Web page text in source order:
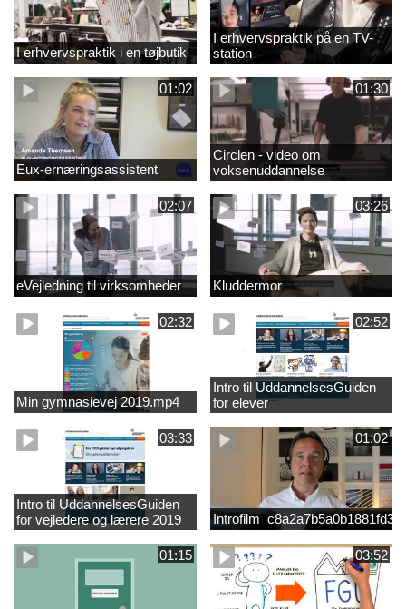
I erhvervspraktik i en tøjbutik
I erhvervspraktik på en TV-
station
01:02
Eux-ernæringsassistent
01:30
Circlen - video om
voksenuddannelse
02:07
eVejledning til virksomheder
03:26
Kluddermor
02:32
Min gymnasievej 2019.mp4
02:52
Intro til UddannelsesGuiden
for elever
03:33
Intro til UddannelsesGuiden
for vejledere og lærere 2019
01:02
01:15 03:52